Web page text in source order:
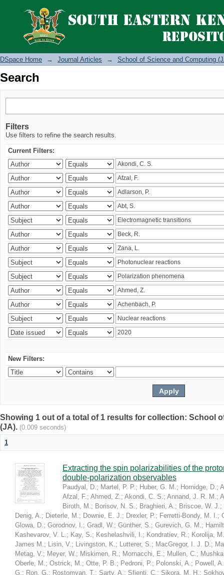
Search
DSpace Home → Journal Articles → School of Science and Computing
Search
Filters
Use filters to refine the search results.
Current Filters:
New Filters:
Showing 1 out of a total of 1 results for collection: School
(JA). (0.009 seconds)
1
Extracting the spin polarizabilities of the
double-polarization observables
Paudyal, D.; Martel, P. P.; Huber, G. M.; Hornidge, D.;
Afzal, F.; Ahmed, Z.; Akondi, C. S.; Annand, J. R. M.;
Biroth, M.; Borisov, N. S.; Braghieri, A.; Briscoe, W. J.;
Denig, A.; Dieterle, M.; Downie, E. J.; Drexler, P.; Ferretti-Bondy, M. I.;
Glowa, D.; Gorodnov, I.; Gradl, W.; Günther, S.; Gurevich, G. M.;
Kashevarov, V. L.; Kay, S.; Keshelashvili, I.; Kondratiev, R.; Korolija, M.
James M.; Lisin, V.; Livingston, K.; Lutterer, S.; MacGregor, I. J. D.;
Metag, V.; Meyer, W.; Miskimen, R.; Mornacchi, E.; Mullen, C.;
Oberle, M.; Ostrick, M.; Otte, P. B.; Pedroni, P.; Polonski, A.; Powell, A.
G.; Ron, G.; Rostomyan, T.; Sarty, A.; Sfienti, C.; Sikora, M. H.;